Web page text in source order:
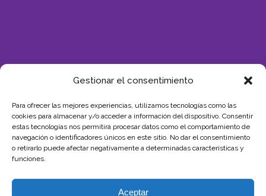
Gestionar el consentimiento
Para ofrecer las mejores experiencias, utilizamos tecnologías como las
cookies para almacenar y/o acceder a información del dispositivo. Consentir
estas tecnologías nos permitirá procesar datos como el comportamiento de
navegación o identificadores únicos en este sitio. No dar el consentimiento
o retirarlo puede afectar negativamente a determinadas características y
funciones.
Aceptar
SUBVENCIÓN